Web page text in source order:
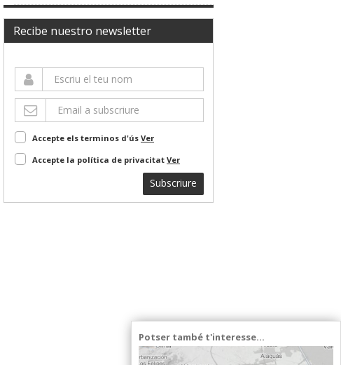
Recibe nuestro newsletter
Accepte els terminos d'ús Ver
Accepte la política de privacitat Ver
Subscriure
Potser també t'interesse...